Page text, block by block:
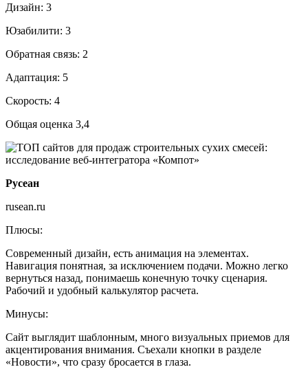
Дизайн: 3
Юзабилити: 3
Обратная связь: 2
Адаптация: 5
Скорость: 4
Общая оценка 3,4
Русеан
rusean.ru
Плюсы:
Современный дизайн, есть анимация на элементах.
Навигация понятная, за исключением подачи. Можно легко
вернуться назад, понимаешь конечную точку сценария.
Рабочий и удобный калькулятор расчета.
Минусы:
Сайт выглядит шаблонным, много визуальных приемов для
акцентирования внимания. Съехали кнопки в разделе
«Новости», что сразу бросается в глаза.